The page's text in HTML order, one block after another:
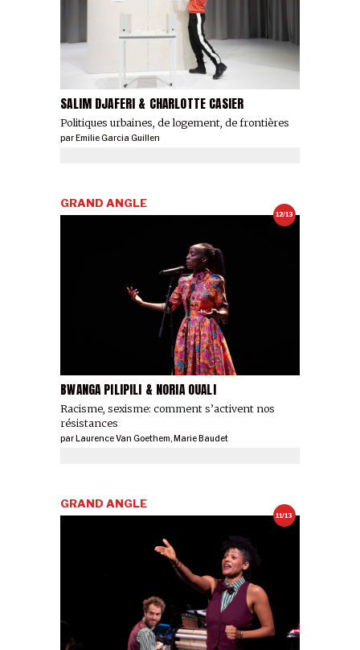
SALIM DJAFERI & CHARLOTTE CASIER
Politiques urbaines, de logement, de frontières
parEmilie Garcia Guillen
12/13
BWANGA PILIPILI & NORIA OUALI
Racisme, sexisme: comment s’activent nos
résistances
GRAND ANGLE
parLaurence Van Goethem,Marie Baudet
11/13
GRAND ANGLE